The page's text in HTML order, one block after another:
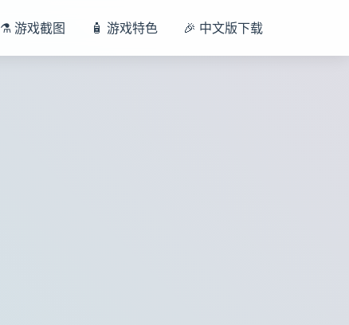
⚗️ 游戏截图 🧴 游戏特色 🎉 中文版下载